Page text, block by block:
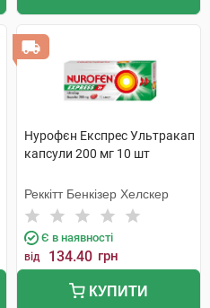
Нурофєн Експрес Ультракап
капсули 200 мг 10 шт
Реккітт Бенкізер Хелскер
Є в наявності
від 134.40 грн
КУПИТИ